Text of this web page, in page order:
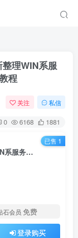
理WIN系服
程
关注 私信
0 6168 1881
三网H5小游戏【三国哈哈哈】最新整理WIN系服务端+Linux手工服务端+详细搭建教程
石会员 免费
登录购买
已售 1